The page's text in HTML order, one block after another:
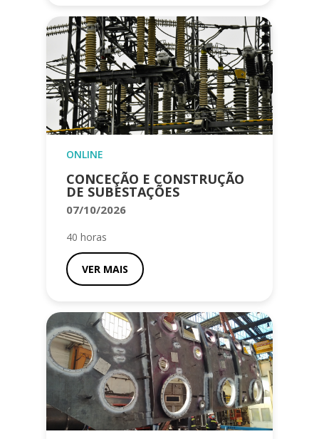
ONLINE
CONCEÇÃO E CONSTRUÇÃO
DE SUBESTAÇÕES
07/10/2026
40 horas
VER MAIS